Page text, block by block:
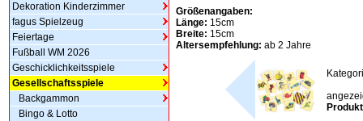
Dekoration Kinderzimmer
fagus Spielzeug
Feiertage
Fußball WM 2026
Geschicklichkeitsspiele
Gesellschaftsspiele
Backgammon
Bingo & Lotto
Größenangaben:
Länge: 15cm
Breite: 15cm
Altersempfehlung: ab 2 Jahre